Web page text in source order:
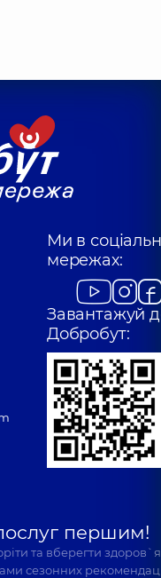
Ми в
мережах:
Завантажуй
Добробут:
першим!
та вберегти
сезонних